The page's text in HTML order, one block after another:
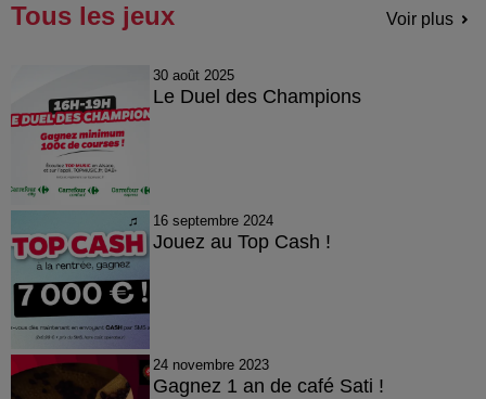
Tous les jeux Voir plus
30 août 2025
Le Duel des Champions
16 septembre 2024
Jouez au Top Cash !
24 novembre 2023
Gagnez 1 an de café Sati !